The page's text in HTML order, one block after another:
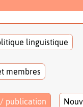
linguistique
membres
publication